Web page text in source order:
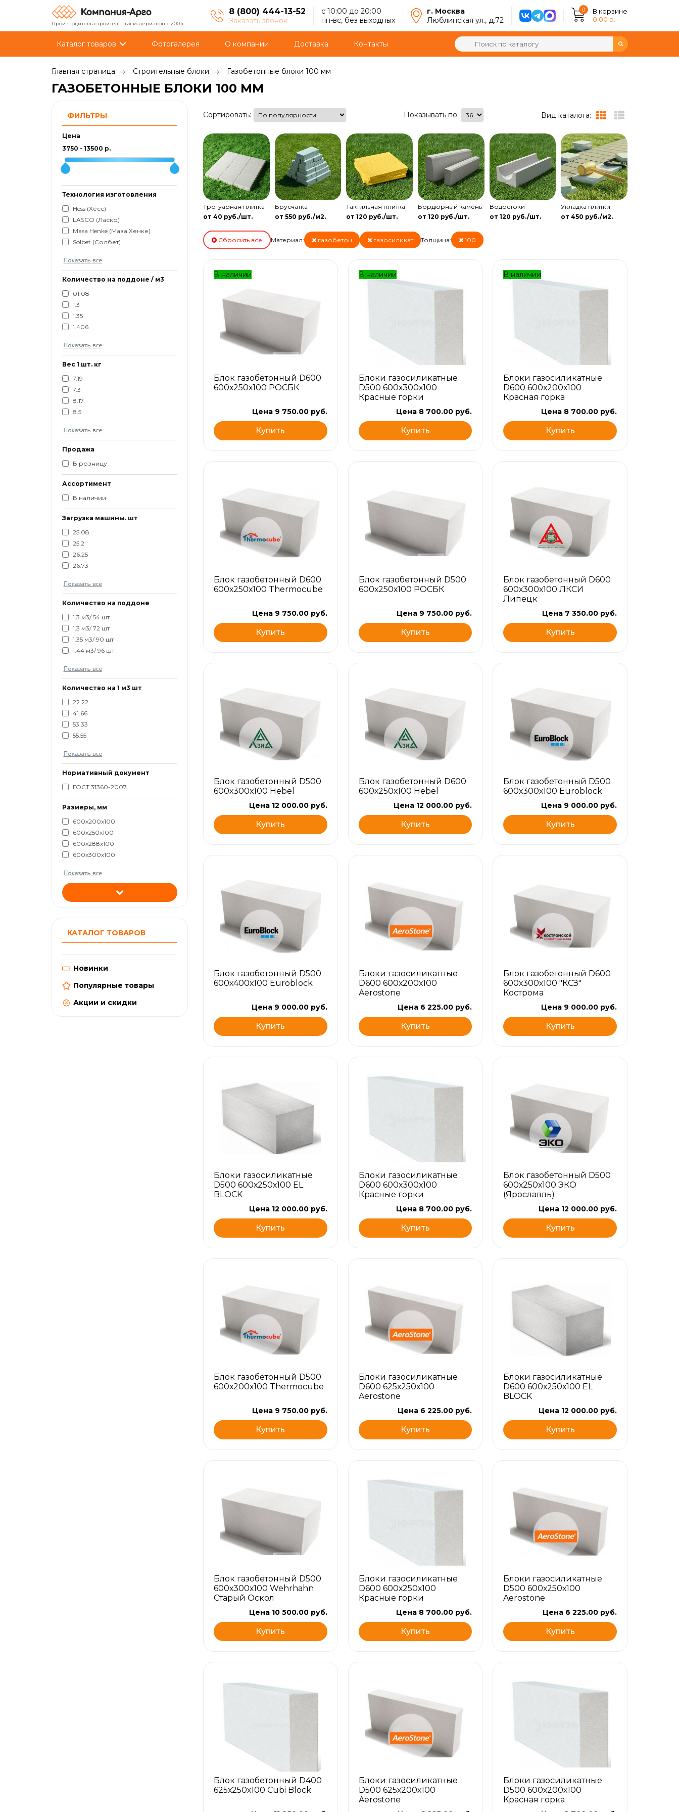
Производитель строительных материалов с 2001г.
8 (800) 444-13-52
Заказать звонок
с 10:00 до 20:00
пн-вс, без выходных
г. Москва
Люблинская ул., д.72
0
В корзине
0.00 р.
Каталог товаров Фотогалерея О компании Доставка Контакты
Главная страница Строительные блоки Газобетонные блоки 100 мм
ГАЗОБЕТОННЫЕ БЛОКИ 100 ММ
ФИЛЬТРЫ
Цена
3750 - 13500 р.
Технология изготовления
Hess (Хесс)
LASCO (Ласко)
Masa Henke (Маза Хенке)
Solbet (Солбет)
Количество на поддоне / м3
01.08
1.3
1.35
1.406
Вес 1 шт. кг
7.19
7.3
8.17
8.5
Продажа
В розницу
Ассортимент
В наличии
Загрузка машины. шт
25.08
25.2
26.25
26.73
Количество на поддоне
1.3 м3/ 54 шт
1.3 м3/ 72 шт
1.35 м3/ 90 шт
1.44 м3/ 96 шт
Количество на 1 м3 шт
22.22
41.66
53.33
55.55
Нормативный документ
ГОСТ 31360-2007
Размеры, мм
600x200x100
600x250x100
600x288x100
600x300x100
КАТАЛОГ ТОВАРОВ
Новинки
Популярные товары
Акции и скидки
Сортировать: Показывать по: Вид каталога:
Тротуарная плитка
от 40 руб./шт.
Брусчатка
от 550 руб./м2.
Тактильная плитка
от 120 руб./шт.
Бордюрный камень
от 120 руб./шт.
Водостоки
от 120 руб./шт.
Укладка плитки
от 450 руб./м2.
Сбросить все Материал: газобетон газосиликат Толщина: 100
В наличии
Блок газобетонный D600
600х250х100 РОСБК
Цена 9 750.00 руб.
Купить
В наличии
Блоки газосиликатные
D500 600х300х100
Красные горки
Цена 8 700.00 руб.
Купить
В наличии
Блоки газосиликатные
D600 600х200х100
Красная горка
Цена 8 700.00 руб.
Купить
Блок газобетонный D600
600х250х100 Thermocube
Цена 9 750.00 руб.
Купить
Блок газобетонный D500
600х250х100 РОСБК
Цена 9 750.00 руб.
Купить
Блок газобетонный D600
600х300х100 ЛКСИ
Липецк
Цена 7 350.00 руб.
Купить
Блок газобетонный D500
600х300х100 Hebel
Цена 12 000.00 руб.
Купить
Блок газобетонный D600
600х250х100 Hebel
Цена 12 000.00 руб.
Купить
Блок газобетонный D500
600х300х100 Euroblock
Цена 9 000.00 руб.
Купить
Блок газобетонный D500
600х400х100 Euroblock
Цена 9 000.00 руб.
Купить
Блоки газосиликатные
D600 600х200х100
Aerostone
Цена 6 225.00 руб.
Купить
Блок газобетонный D600
600х300х100 "КСЗ"
Кострома
Цена 9 000.00 руб.
Купить
Блоки газосиликатные
D500 600х250х100 EL
BLOCK
Цена 12 000.00 руб.
Купить
Блоки газосиликатные
D600 600х300х100
Красные горки
Цена 8 700.00 руб.
Купить
Блок газобетонный D500
600х250х100 ЭКО
(Ярославль)
Цена 12 000.00 руб.
Купить
Блок газобетонный D500
600х200х100 Thermocube
Цена 9 750.00 руб.
Купить
Блоки газосиликатные
D600 625х250х100
Aerostone
Цена 6 225.00 руб.
Купить
Блоки газосиликатные
D600 600х250х100 EL
BLOCK
Цена 12 000.00 руб.
Купить
Блок газобетонный D500
600х300х100 Wehrhahn
Старый Оскол
Цена 10 500.00 руб.
Купить
Блоки газосиликатные
D600 600х250х100
Красные горки
Цена 8 700.00 руб.
Купить
Блоки газосиликатные
D500 600х250х100
Aerostone
Цена 6 225.00 руб.
Купить
Блок газобетонный D400
625х250х100 Cubi Block
Блоки газосиликатные
D500 625х200х100
Aerostone
Блоки газосиликатные
D500 600х200х100
Красная горка